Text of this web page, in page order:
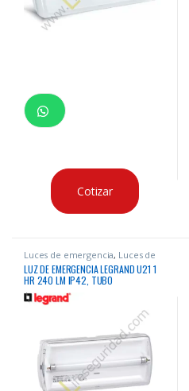
Cotizar
Luces de emergencia, Luces de
Emergencia
LUZ DE EMERGENCIA LEGRAND U21 1
HR 240 LM IP42, TUBO
FLUORESCENTE 6W